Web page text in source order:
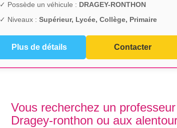
✓ Possède un véhicule : DRAGEY-RONTHON
✓ Niveaux :Supérieur, Lycée, Collège, Primaire
Plus de détails Contacter
Vous recherchez un
Dragey-ronthon ou aux